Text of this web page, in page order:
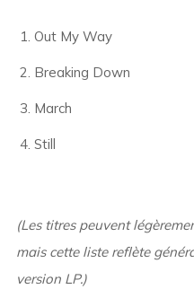
Out My Way
Breaking Down
March
Still
(Les titres peuvent
mais cette liste reflète
version LP.)